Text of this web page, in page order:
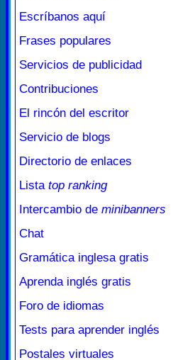
Escríbanos aquí
Frases populares
Servicios de publicidad
Contribuciones
El rincón del escritor
Servicio de blogs
Directorio de enlaces
Lista top ranking
Intercambio de minibanners
Chat
Gramática inglesa gratis
Aprenda inglés gratis
Foro de idiomas
Tests para aprender inglés
Postales virtuales